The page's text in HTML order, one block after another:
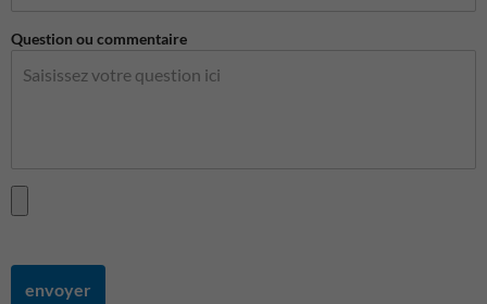
Question ou commentaire
envoyer